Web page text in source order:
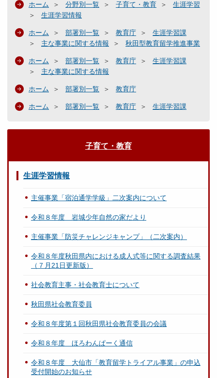
ホーム 分野別一覧 子育て・教育
生涯学習
生涯学習情報
ホーム 部署別一覧 教育庁
生涯学習課
主な事業に関する情報
秋田型教育留学推進事業
ホーム 部署別一覧 教育庁
生涯学習課
主な事業に関する情報
ホーム 部署別一覧 教育庁
ホーム 部署別一覧 教育庁 生涯学習課
子育て・教育
生涯学習情報
主催事業「宿泊通学学級」二次案内について
令和８年度 岩城少年自然の家だより
主催事業「防災チャレンジキャンプ」（二次案内）
令和８年度秋田県内における成人式等に関する調査結果
（７月21日更新版）
社会教育主事・社会教育士について
秋田県社会教育委員
令和８年度第１回秋田県社会教育委員の会議
令和８年度 ほろわんぱーく通信
令和８年度 大仙市「教育留学トライアル事業」の申込
受付開始のお知らせ